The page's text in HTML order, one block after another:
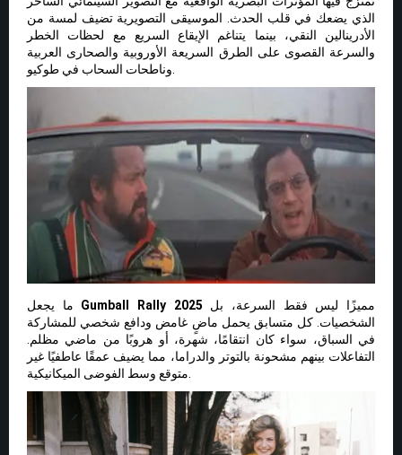
الذي يضعك في قلب الحدث. الموسيقى التصويرية تضيف لمسة من
الأدرينالين النقي، بينما يتناغم الإيقاع السريع مع لحظات الخطر
والسرعة القصوى على الطرق السريعة الأوروبية والصحارى العربية
وناطحات السحاب في طوكيو.
Gumball Rally 2025
الشخصيات. كل متسابق يحمل ماضٍ غامض ودافع شخصي للمشاركة
في السباق، سواء كان انتقامًا، شهرة، أو هروبًا من ماضي مظلم.
التفاعلات بينهم مشحونة بالتوتر والدراما، مما يضيف عمقًا عاطفيًا غير